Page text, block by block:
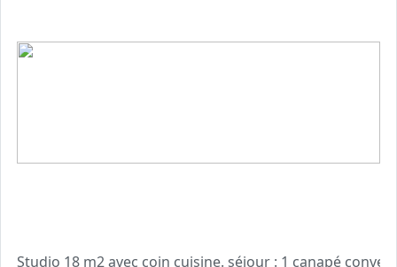
Studio 18 m2 avec coin cuisine. séjour : 1 canapé